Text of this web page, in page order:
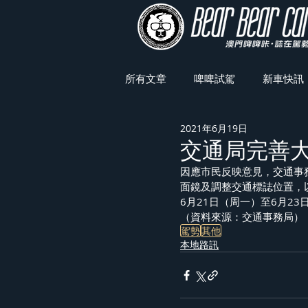
所有文章 啤啤試駕 新車快訊
車展焦點
交通局完善
2021年6月19日
因應市民反映意見，交通
面鏡及調整交通標誌位置
6月21日（周一）至6月23
（資料來源：交通事務局）
駕勢其他
本地路訊